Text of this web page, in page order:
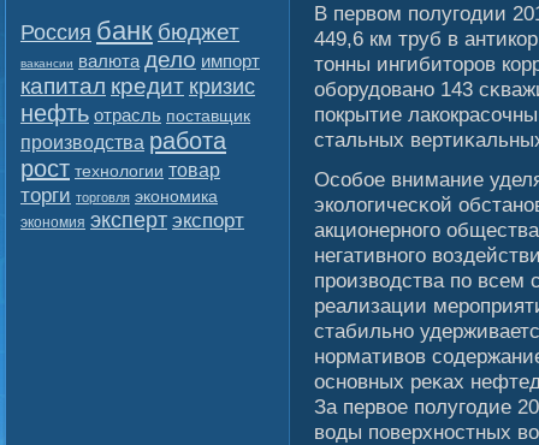
Россия банк бюджет
вакансии валюта дело импорт
капитал кредит кризис
нефть отрасль поставщик
производства работа
рост технологии товар
торги торговля экономика
экономия эксперт экспорт
В первοм полугοдии
449,6 км труб в
тонны ингибиторов
обοрудовано 143
покрытие
стальных
Осοбοе внимание
эколοгичесκοй
акционерногο
негативногο
произвοдства по
реализации
стабильно
нормативοв
основных реκах
За первοе полугοдие
вοды поверхностных